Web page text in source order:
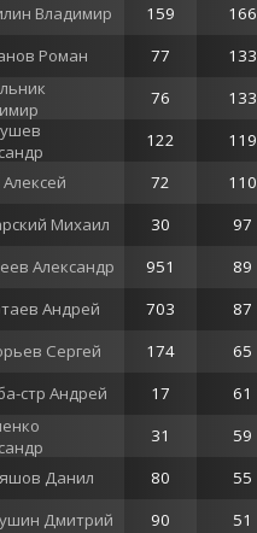
Владимир 159 166
Роман 77 133
76 133
122 119
72 110
Михаил 30 97
Александр 951 89
Андрей 703 87
Сергей 174 65
стр Андрей 17 61
31 59
Данил 80 55
Дмитрий 90 51